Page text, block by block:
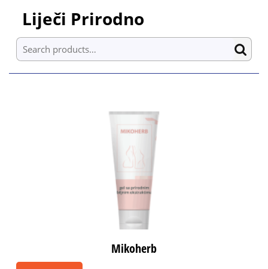
content
Skip
content
Liječi Prirodno
Search for:
Mikoherb